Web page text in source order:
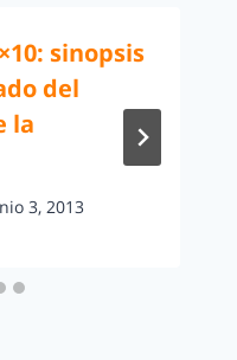
sinopsis
del
la
3, 2013